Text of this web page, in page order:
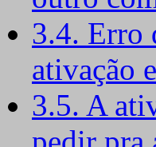
3.4. Erro
ativação
3.5. A